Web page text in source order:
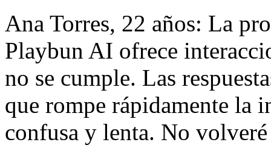
Ana Torres, 22 años: La
Playbun AI ofrece
no se cumple. Las
que rompe rápidamente la
confusa y lenta. No